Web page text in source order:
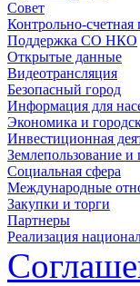
Совет
Контрольно-счетная
Поддержка СО НКО
Открытые данные
Видеотрансляция
Безопасный город
Информация для
Экономика и
Инвестиционная
Землепользование и
Социальная сфера
Международные
Закупки и торги
Партнеры
Реализация